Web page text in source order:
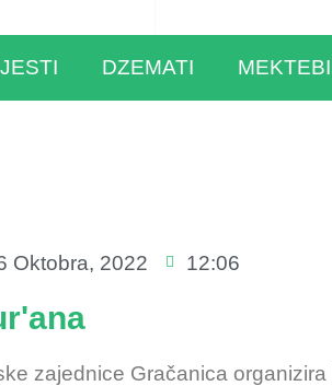
DZEMATI MEKTEBI
Oktobra, 2022 12:06
zajednice Gračanica